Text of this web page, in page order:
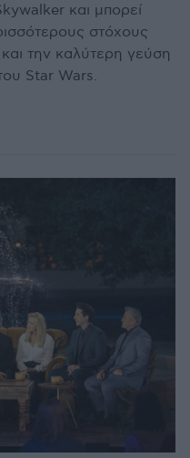
και μπορεί
στόχους
την καλύτερη γεύση
Star Wars.